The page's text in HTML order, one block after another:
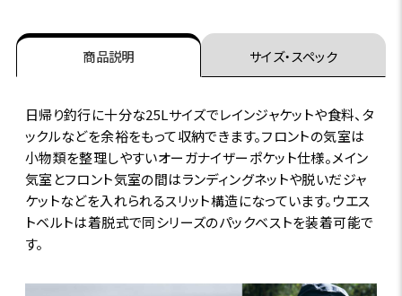
商品説明 サイズ・スペック
日帰り釣行に十分な25Lサイズでレインジャケットや食料、タ
ックルなどを余裕をもって収納できます。フロントの気室は
小物類を整理しやすいオーガナイザーポケット仕様。メイン
気室とフロント気室の間はランディングネットや脱いだジャ
ケットなどを入れられるスリット構造になっています。ウエス
トベルトは着脱式で同シリーズのパックベストを装着可能で
す。